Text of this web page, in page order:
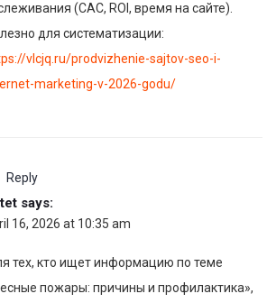
(CAC, ROI, время на сайте).
для систематизации:
vlcjq.ru/prodvizhenie-sajtov-seo-i-
marketing-v-2026-godu/
Reply
says:
16, 2026 at 10:35 am
тех, кто ищет информацию по теме
пожары: причины и профилактика»,